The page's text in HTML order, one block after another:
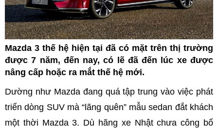
Mazda 3 thế hệ hiện tại đã có mặt trên thị trường
được 7 năm, đến nay, có lẽ đã đến lúc xe được
nâng cấp hoặc ra mắt thế hệ mới.
Dường như Mazda đang quá tập trung vào việc phát
triển dòng SUV mà “lãng quên” mẫu sedan đắt khách
một thời Mazda 3. Dù hãng xe Nhật chưa công bố